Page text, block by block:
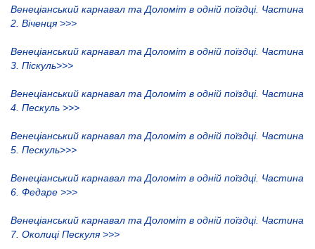
Венеціанський карнавал та Доломіт в одній поїздці. Частина
2. Віченця >>>
Венеціанський карнавал та Доломіт в одній поїздці. Частина
3. Піскуль>>>
Венеціанський карнавал та Доломіт в одній поїздці. Частина
4. Пескуль >>>
Венеціанський карнавал та Доломіт в одній поїздці. Частина
5. Пескуль>>>
Венеціанський карнавал та Доломіт в одній поїздці. Частина
6. Федаре >>>
Венеціанський карнавал та Доломіт в одній поїздці. Частина
7. Околиці Пескуля >>>